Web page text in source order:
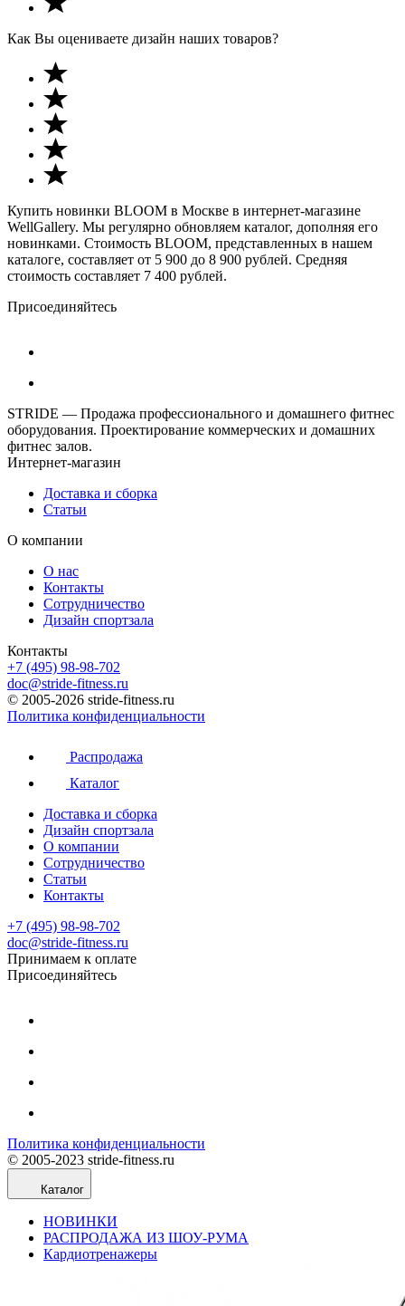
Как Вы оцениваете дизайн наших товаров?
Купить новинки BLOOM в Москве в интернет-магазине
WellGallery. Мы регулярно обновляем каталог, дополняя его
новинками. Стоимость BLOOM, представленных в нашем
каталоге, составляет от 5 900 до 8 900 рублей. Средняя
стоимость составляет 7 400 рублей.
Присоединяйтесь
STRIDE — Продажа профессионального и домашнего фитнес
оборудования. Проектирование коммерческих и домашних
фитнес залов.
Интернет-магазин
Доставка и сборка
Статьи
О компании
О нас
Контакты
Сотрудничество
Дизайн спортзала
Контакты
+7 (495) 98-98-702
doc@stride-fitness.ru
© 2005-2026 stride-fitness.ru
Политика конфиденциальности
Распродажа
Каталог
Доставка и сборка
Дизайн спортзала
О компании
Сотрудничество
Статьи
Контакты
+7 (495) 98-98-702
doc@stride-fitness.ru
Принимаем к оплате
Присоединяйтесь
Политика конфиденциальности
© 2005-2023 stride-fitness.ru
Каталог
НОВИНКИ
РАСПРОДАЖА ИЗ ШОУ-РУМА
Кардиотренажеры